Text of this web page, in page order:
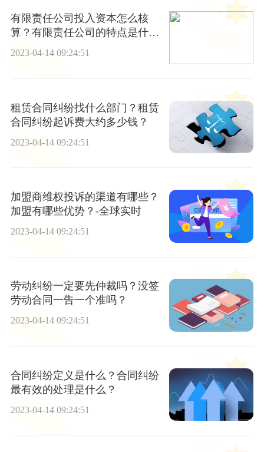
有限责任公司投入资本怎么核
算？有限责任公司的特点是什
么？
2023-04-14 09:24:51
租赁合同纠纷找什么部门？租赁
合同纠纷起诉费大约多少钱？
2023-04-14 09:24:51
加盟商维权投诉的渠道有哪些？
加盟有哪些优势？-全球实时
2023-04-14 09:24:51
劳动纠纷一定要先仲裁吗？没签
劳动合同一告一个准吗？
2023-04-14 09:24:51
合同纠纷定义是什么？合同纠纷
最有效的处理是什么？
2023-04-14 09:24:51